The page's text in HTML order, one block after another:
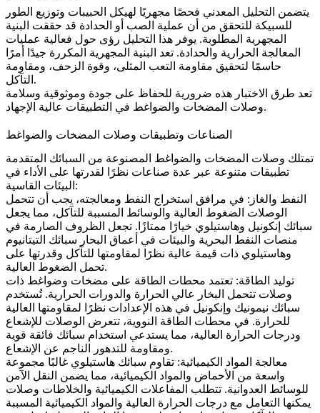
يتضمن التحليل المعدني فحصًا مجهريًا لهيكل الحبيبات وتوزيع الطور
للسبيكة للتحقق من أن عملية الصب أو الحدادة قد حققت البنية
المجهرية المطلوبة. يوفر هذا التحليل رؤى حول فعالية عمليات
المعالجة الحرارية والحدادة. تعد البنية المجهرية المكررة جيدًا أمرًا
حاسمًا لتحقيق مقاومة التعب المثلى، وقوة الزحف، ومقاومة
التآكل .
تعد طرق الاختبار هذه ضرورية للحفاظ على جودة وموثوقية وسلامة
وصلات المضخات والضواغط في التطبيقات عالية الإجهاد.
الصناعات وتطبيقات وصلات المضخات والضواغط
تمتلك وصلات المضخات والضواغط المصنوعة من السبائك المتقدمة
تطبيقات متنوعة عبر عدة صناعات نظرًا لقدرتها على الأداء في
البيئات القاسية:
النفط والغاز : في مرافق استخراج النفط ومعالجته، يجب أن تتحمل
الوصلات الضغوط العالية والوسائط المسببة للتآكل، مما يجعل
سبائك إنكونيل وهاستيلوي خيارًا ممتازًا. تجعل الظروف الصارمة في
منصات النفط البحرية والبيئات في أعماق البحار سبائك التيتانيوم
وهاستيلوي ذات قيمة عالية نظرًا لمقاومتها للتآكل وقدرتها على
تحمل الضغوط العالية.
توليد الطاقة: تعتمد محطات الطاقة على مضخات وضواغط ذات
وصلات تتحمل البخار عالي الحرارة والدورات الحرارية. تُستخدم
سبائك نيمونيك وإنكونيل في هذه الإعدادات نظرًا لمقاومتها العالية
للحرارة. في محطات الطاقة النووية، تتعرض الوصلات للإشعاع
ودرجات الحرارة العالية، مما يستدعي استخدام سبائك فائقة قوية
ومقاومة للتدهور الناجم عن الإشعاع.
معالجة المواد الكيميائية: تقاوم سبائك هاستيلوي غالبًا مجموعة
واسعة من الأحماض والمواد الكيميائية، مما يضمن النقل الآمن
للوسائط العدوانية. تتطلب المفاعلات الكيميائية والخلاطات وصلات
يمكنها التعامل مع درجات الحرارة العالية والمواد الكيميائية المسببة